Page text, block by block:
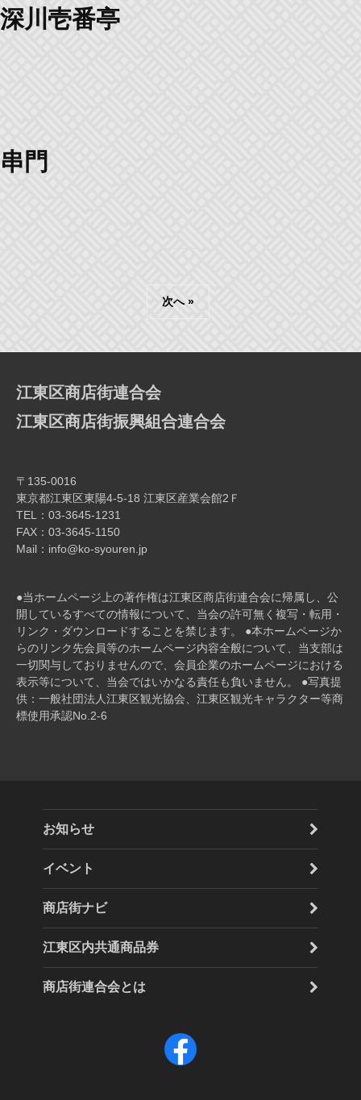
深川壱番亭
串門
次へ »
江東区商店街連合会
江東区商店街振興組合連合会
〒135-0016
東京都江東区東陽4-5-18 江東区産業会館2Ｆ
TEL：03-3645-1231
FAX：03-3645-1150
Mail：info@ko-syouren.jp
●当ホームページ上の著作権は江東区商店街連合会に帰属し、公
開しているすべての情報について、当会の許可無く複写・転⽤・
リンク・ダウンロードすることを禁じます。 ●本ホームページか
らのリンク先会員等のホームページ内容全般について、当⽀部は
⼀切関与しておりませんので、会員企業のホームページにおける
表⽰等について、当会ではいかなる責任も負いません。 ●写真提
供：一般社団法人江東区観光協会、江東区観光キャラクター等商
標使用承認No.2-6
お知らせ
イベント
商店街ナビ
江東区内共通商品券
商店街連合会とは